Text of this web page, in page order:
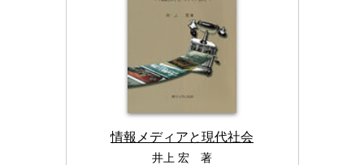
情報メディアと現代社会
井上 宏 著